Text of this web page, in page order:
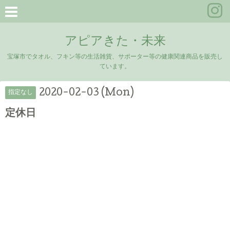
アピアきた・未来
宝塚市でタオル、フキン等の生活雑貨、サポーター等の健康関連商品を販売し
ています。
指定なし 2020-02-03 (Mon)
定休日